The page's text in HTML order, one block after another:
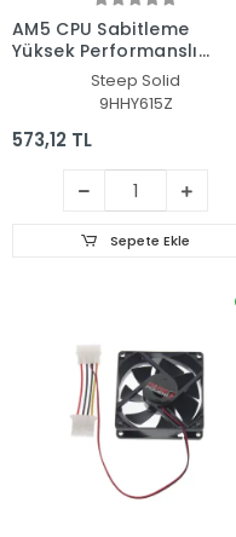
AM5 CPU Sabitleme
Yüksek Performanslı
Alüminyum Braketi
Steep Solid
9HHY615Z
573,12 TL
Sepete Ekle